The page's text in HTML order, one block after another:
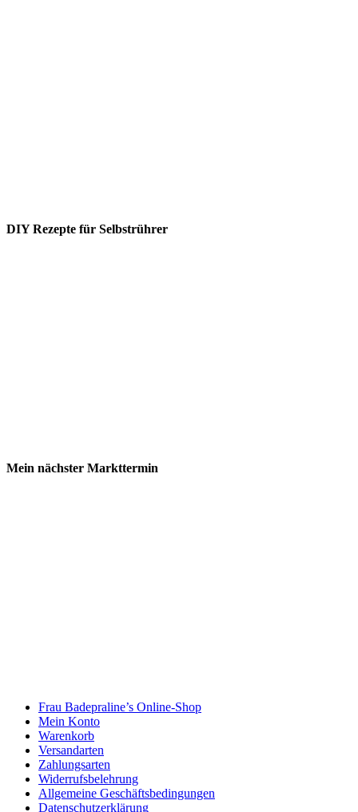
DIY Rezepte für Selbstrührer
Mein nächster Markttermin
Frau Badepraline’s Online-Shop
Mein Konto
Warenkorb
Versandarten
Zahlungsarten
Widerrufsbelehrung
Allgemeine Geschäftsbedingungen
Datenschutzerklärung